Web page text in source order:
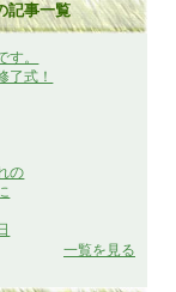
記事一覧
す。
式！
の
一覧を見る